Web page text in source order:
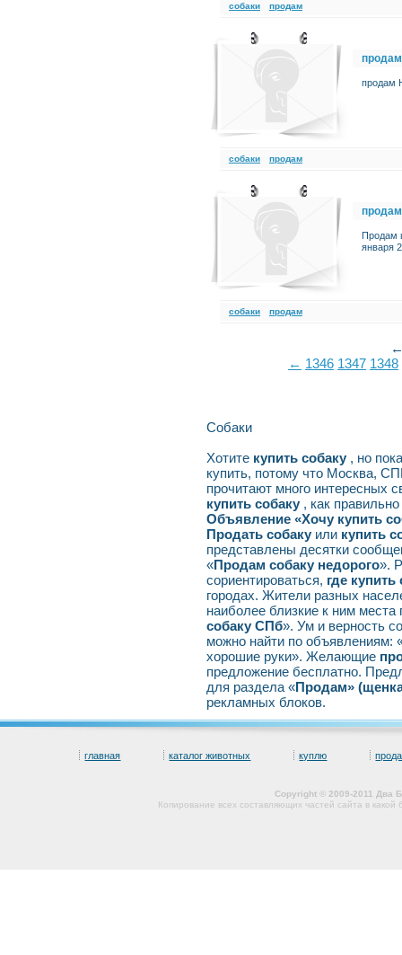
cобаки продам
продам
продам
cобаки продам
продам
Продам
января
cобаки продам
← 1346 1347 1348
Собаки
Хотите купить собаку , но
купить, потому что Москва,
прочитают много интересных
купить собаку , как
Объявление «Хочу купить
Продать собаку или купить
представлены десятки
«Продам собаку недорого».
сориентироваться, где
городах. Жители разных
наиболее близкие к ним
собаку СПб». Ум и верность
можно найти по объявлениям:
хорошие руки». Желающие
предложение бесплатно.
для раздела «Продам»
рекламных блоков.
главная каталог животных куплю
Copyright © 2009-2011 Два
Копирование всех составляющих частей сайта в